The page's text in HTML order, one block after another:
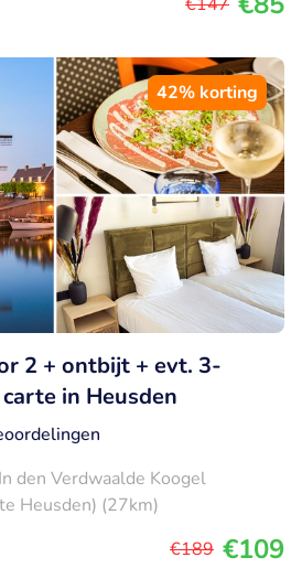
42% korting
2 + ontbijt + evt. 3-
in Heusden
den Verdwaalde Koogel
Heusden) (27km)
€189 €109